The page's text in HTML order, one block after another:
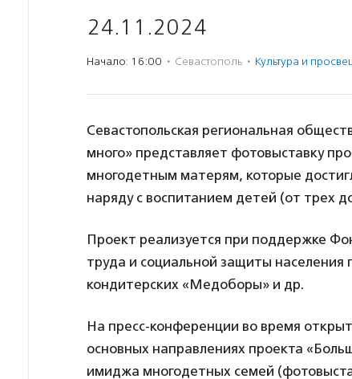
24.11.2024
Начало: 16:00 · Севастополь · Культура и
Севастопольская региональная
много» представляет фотовыставку
многодетным матерям, которые
наряду с воспитанием детей (от трех
Проект реализуется при поддержке
труда и социальной защиты населения
кондитерских «Медоборы» и др.
На пресс-конференции во время
основных направлениях проекта
имиджа многодетных семей